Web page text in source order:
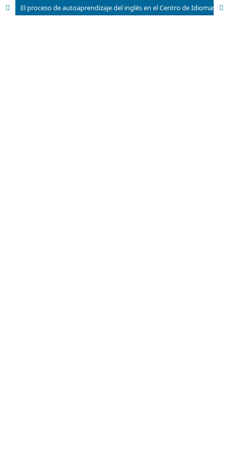
El proceso de autoaprendizaje del inglés en el Centro de Idiomas de la Universidad de Guantánamo